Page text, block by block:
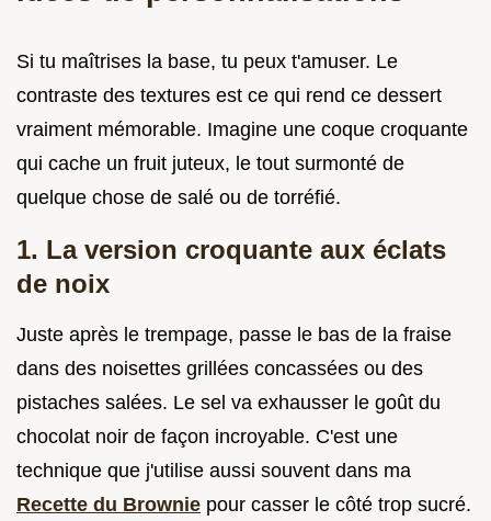
Si tu maîtrises la base, tu peux t'amuser. Le
contraste des textures est ce qui rend ce dessert
vraiment mémorable. Imagine une coque croquante
qui cache un fruit juteux, le tout surmonté de
quelque chose de salé ou de torréfié.
1. La version croquante aux éclats
de noix
Juste après le trempage, passe le bas de la fraise
dans des noisettes grillées concassées ou des
pistaches salées. Le sel va exhausser le goût du
chocolat noir de façon incroyable. C'est une
technique que j'utilise aussi souvent dans ma
Recette du Brownie pour casser le côté trop sucré.